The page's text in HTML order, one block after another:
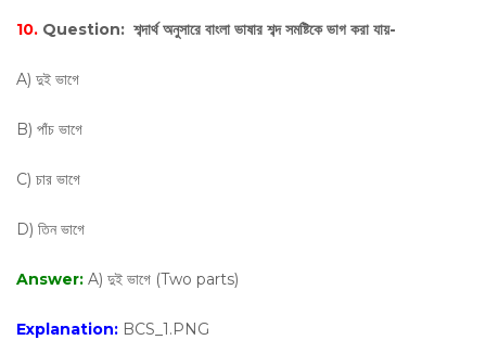
10. Question: শব্দার্থ অনুসারে বাংলা ভাষার শব্দ সমষ্টিকে ভাগ করা যায়-
A) দুই ভাগে
B) পাঁচ ভাগে
C) চার ভাগে
D) তিন ভাগে
Answer: A) দুই ভাগে (Two parts)
Explanation: BCS_1.PNG